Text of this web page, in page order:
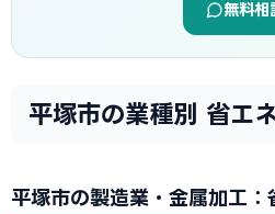
無料相
平塚市の業種別 省エ
平塚市の製造業・金属加工：